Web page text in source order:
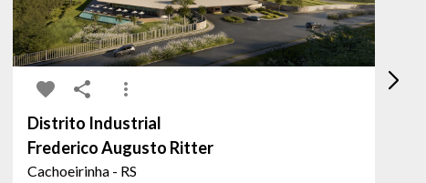
Distrito Industrial
Frederico Augusto Ritter
Cachoeirinha - RS